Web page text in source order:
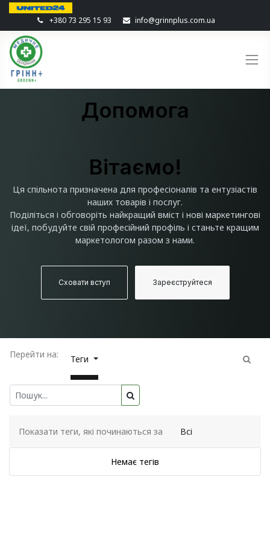
+380 73 295 15 93 info@grinnplus.com.ua
Допомога
Вітаємо!
Ця спільнота призначена для професіоналів та ентузіастів
наших товарів і послуг.
Поділіться і обговоріть найкращий вміст і нові маркетингові
ідеї, побудуйте свій професійний профіль і станьте кращим
маркетологом разом з нами.
Сховати вступ Зареєструйтеся
Перейти на: Теги
Показати теги, які починаються за Всі
Немає тегів